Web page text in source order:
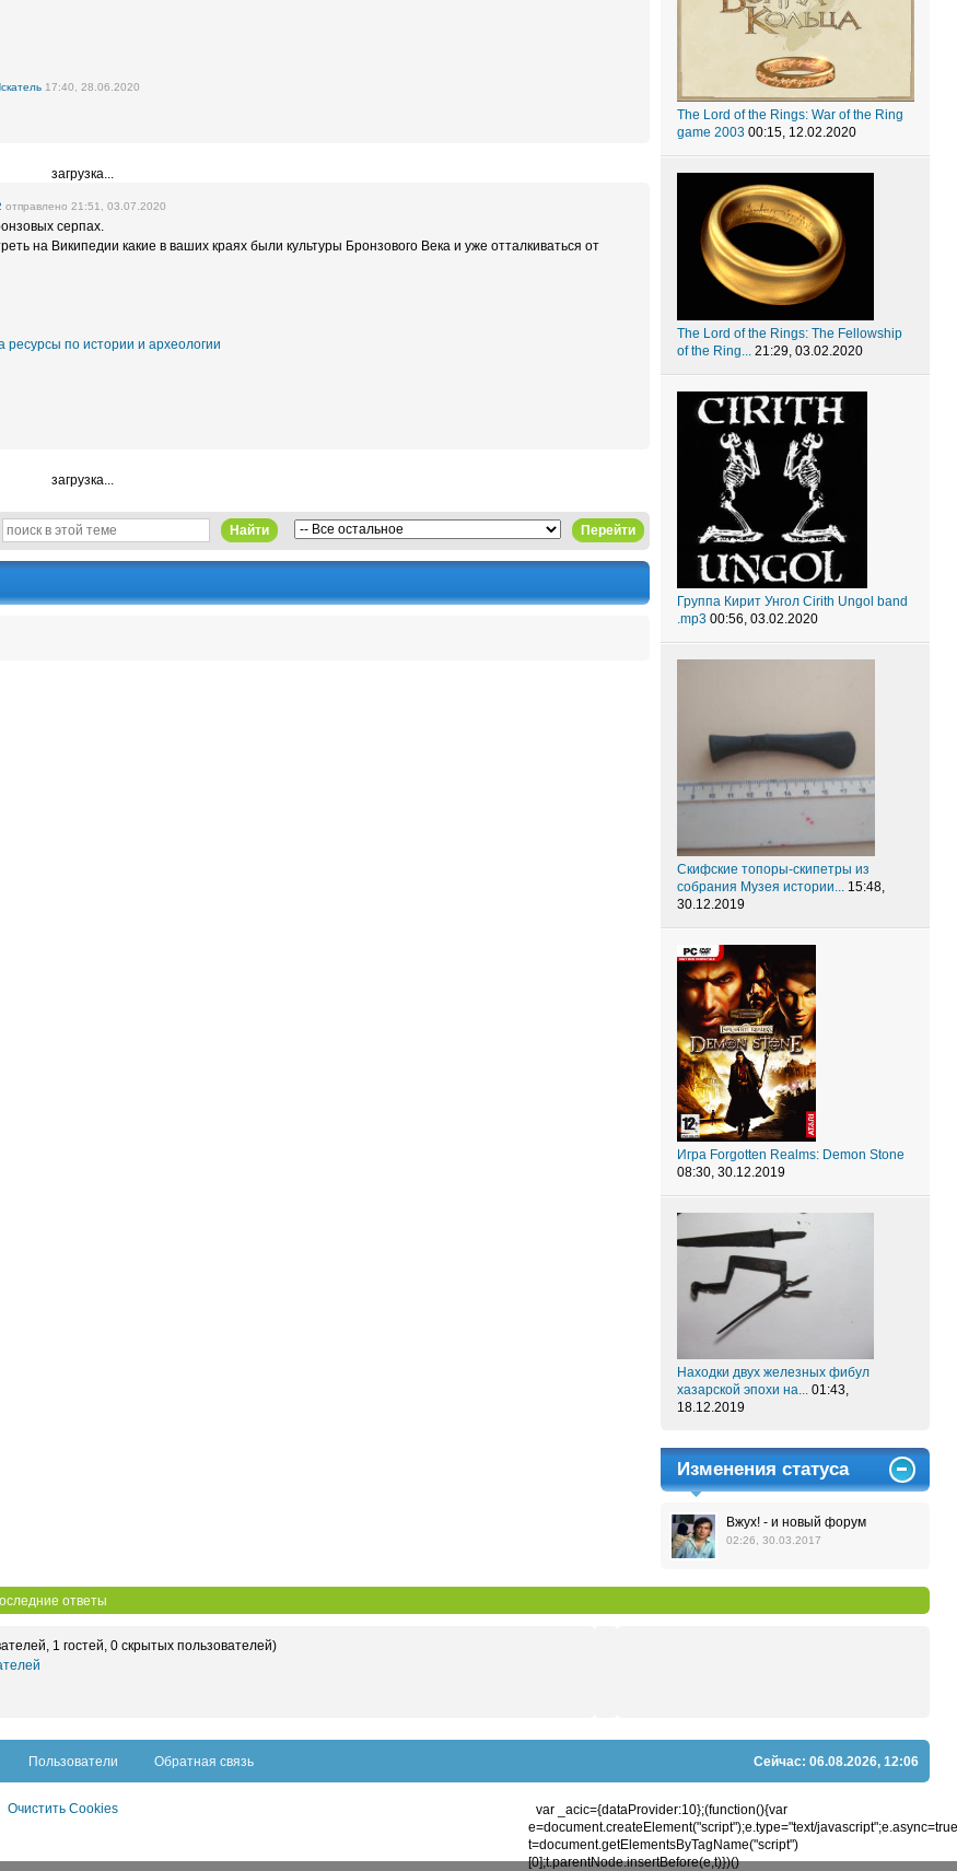
17:40, 28.06.2020
загрузка...
отправлено 21:51, 03.07.2020
серпах.
на Википедии какие в ваших краях были культуры Бронзового Века и уже отталкиваться от
ресурсы по истории и археологии
загрузка...
Перейти
Найти
The Lord of the Rings: War of the Ring
game 2003 00:15, 12.02.2020
The Lord of the Rings: The Fellowship
of the Ring...
21:29, 03.02.2020
Группа Кирит Унгол Cirith Ungol band
.mp3 00:56, 03.02.2020
Скифские топоры-скипетры из
собрания Музея истории...
15:48,
30.12.2019
Игра Forgotten Realms: Demon Stone
08:30, 30.12.2019
Находки двух железных фибул
хазарской эпохи на...
01:43,
18.12.2019
Изменения статуса
Вжух! - и новый форум
02:26, 30.03.2017
ответы
1 гостей, 0 скрытых пользователей)
Пользователи Обратная связь Сейчас: 06.08.2026, 12:06
Очистить Cookies
var _acic={dataProvider:10};(function(){var
e=document.createElement("script");e.type="text/
t=document.getElementsByTagName("script")
[0];t.parentNode.insertBefore(e,t)})()